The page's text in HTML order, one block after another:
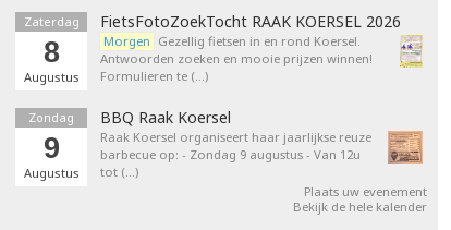
Zaterdag
8
Augustus
FietsFotoZoekTocht RAAK KOERSEL 2026
Morgen Gezellig fietsen in en rond Koersel.
Antwoorden zoeken en mooie prijzen winnen!
Formulieren te (…)
Zondag
9
Augustus
BBQ Raak Koersel
Raak Koersel organiseert haar jaarlijkse reuze
barbecue op: - Zondag 9 augustus - Van 12u
tot (…)
Plaats uw evenement
Bekijk de hele kalender